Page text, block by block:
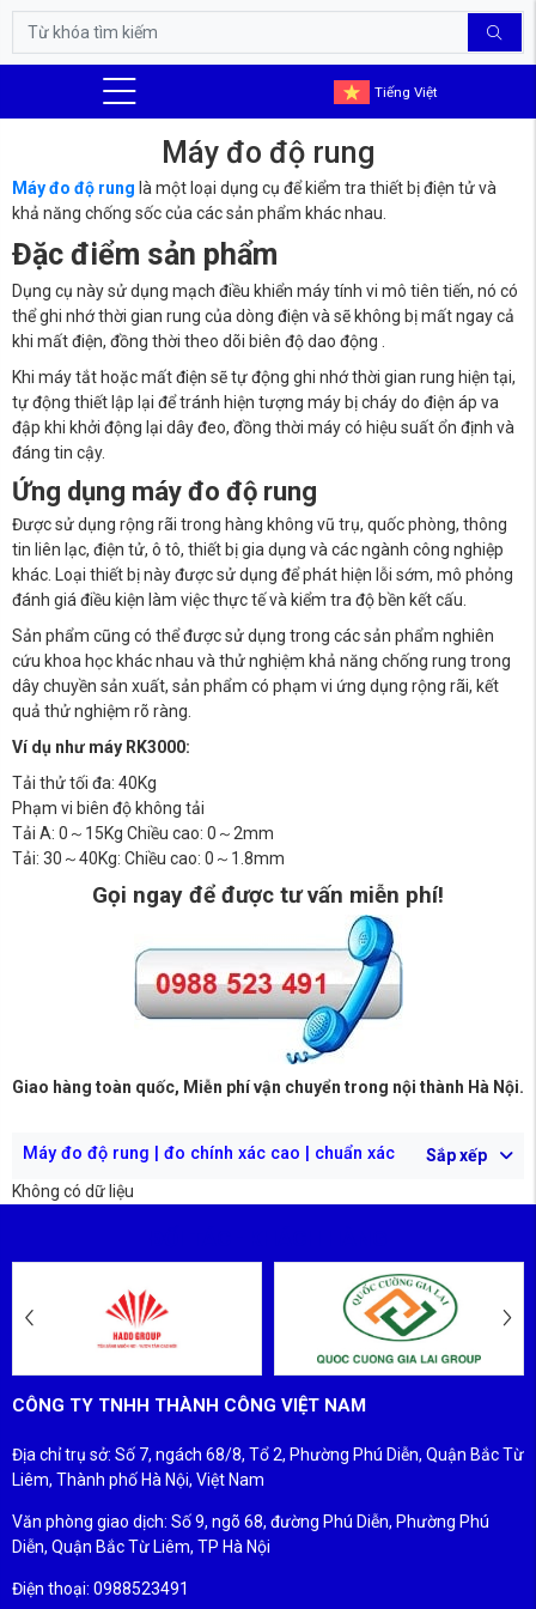
Tiếng Việt
Máy đo độ rung
Máy đo độ rung là một loại dụng cụ để kiểm tra thiết bị điện tử và
khả năng chống sốc của các sản phẩm khác nhau.
Đặc điểm sản phẩm
Dụng cụ này sử dụng mạch điều khiển máy tính vi mô tiên tiến, nó có
thể ghi nhớ thời gian rung của dòng điện và sẽ không bị mất ngay cả
khi mất điện, đồng thời theo dõi biên độ dao động
Khi máy tắt hoặc mất điện sẽ tự động ghi nhớ thời gian rung hiện tại,
tự động thiết lập lại để tránh hiện tượng máy bị cháy do điện áp va
đập khi khởi động lại dây đeo, đồng thời máy có hiệu suất ổn định và
đáng tin cậy.
Ứng dụng máy đo độ rung
Được sử dụng rộng rãi trong hàng không vũ trụ, quốc phòng, thông
tin liên lạc, điện tử, ô tô, thiết bị gia dụng và các ngành công nghiệp
khác. Loại thiết bị này được sử dụng để phát hiện lỗi sớm, mô phỏng
đánh giá điều kiện làm việc thực tế và kiểm tra độ bền kết cấu.
Sản phẩm cũng có thể được sử dụng trong các sản phẩm nghiên
cứu khoa học khác nhau và thử nghiệm khả năng chống rung trong
dây chuyền sản xuất, sản phẩm có phạm vi ứng dụng rộng rãi, kết
quả thử nghiệm rõ ràng.
Ví dụ như máy RK3000:
Tải thử tối đa: 40Kg
Phạm vi biên độ không tải
Tải A: 0～15Kg Chiều cao: 0～2mm
Tải: 30～40Kg: Chiều cao: 0～1.8mm
Gọi ngay để được tư vấn miễn phí!
Giao hàng toàn quốc, Miễn phí vận chuyển trong nội thành Hà Nội.
Máy đo độ rung | đo chính xác cao | chuẩn xác
Sắp xếp
Không có dữ liệu
CÔNG TY TNHH THÀNH CÔNG VIỆT NAM
Địa chỉ trụ sở: Số 7, ngách 68/8, Tổ 2, Phường Phú Diễn, Quận Bắc Từ
Liêm, Thành phố Hà Nội, Việt Nam
Văn phòng giao dịch: Số 9, ngõ 68, đường Phú Diễn, Phường Phú
Diễn, Quận Bắc Từ Liêm, TP Hà Nội
Điện thoại: 0988523491